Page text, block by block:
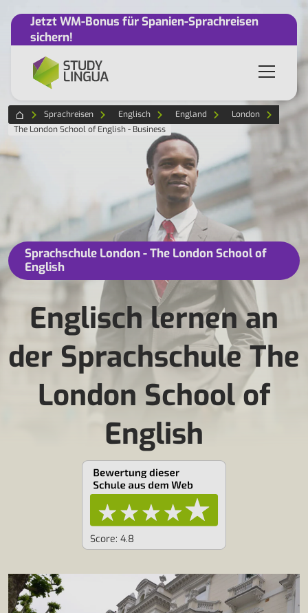
Jetzt WM-Bonus für Spanien-Sprachreisen
sichern!
Sprachreisen Englisch England
London
The London School of English - Business
Sprachschule London - The London School of
English
Englisch lernen an
der Sprachschule The
London School of
English
Score: 4.8